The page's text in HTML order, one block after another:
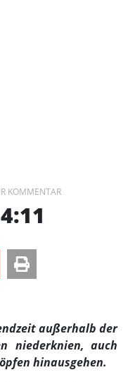
KOMMENTAR
außerhalb der
niederknien, auch
hinausgehen.